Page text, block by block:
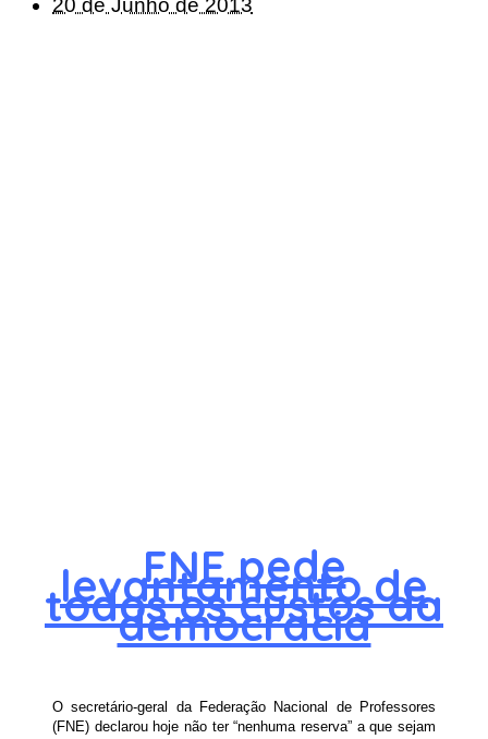
20 de Junho de 2013
FNE pede
levantamento de
todos os custos da
democracia
O secretário-geral da Federação Nacional de Professores
(FNE) declarou hoje não ter “nenhuma reserva” a que sejam